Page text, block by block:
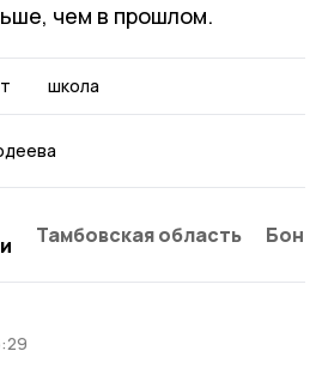
чем в прошлом.
школа
Тамбовская область